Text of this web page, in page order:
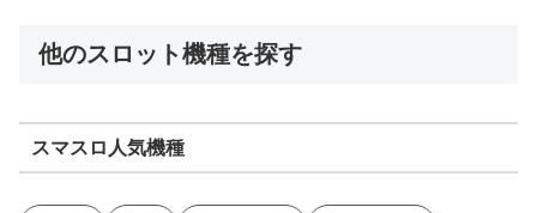
他のスロット機種を探す
スマスロ人気機種